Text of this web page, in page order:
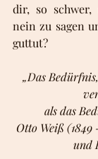
dir, so schwer,
nein zu sagen
guttut?
„Das
als das
Otto Weiß (1849
und